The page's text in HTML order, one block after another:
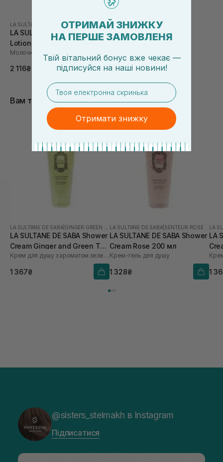
LA SULTANE DE SABA|TAJ PALACE
LA SULTANE DE SABA Body
Lotion Taj Palace 200 мл
2 116₴
Вам також сподобається
LA SULTANE DE SABA
LA SULTANE DE SABA Shower
Cream Ginger and Green Tea
200 мл
Крем для душу з ароматом зеленого чаю та імбиру
1 367₴
LA SULTANE DE SABA SENTEUR ROSE
LA SULTANE DE SABA Shower
Cream Rose 200 мл
Крем-гель для душу
1 328₴
LA
LA
1
@sisters_stelmakh в Instagram
Підписатися
ОТРИМАЙ ЗНИЖКУ
НА ПЕРШЕ ЗАМОВЛЕНЯ
Твій вітальний бонус вже чекає —
підписуйся на наші новини!
email
Отримати знижку